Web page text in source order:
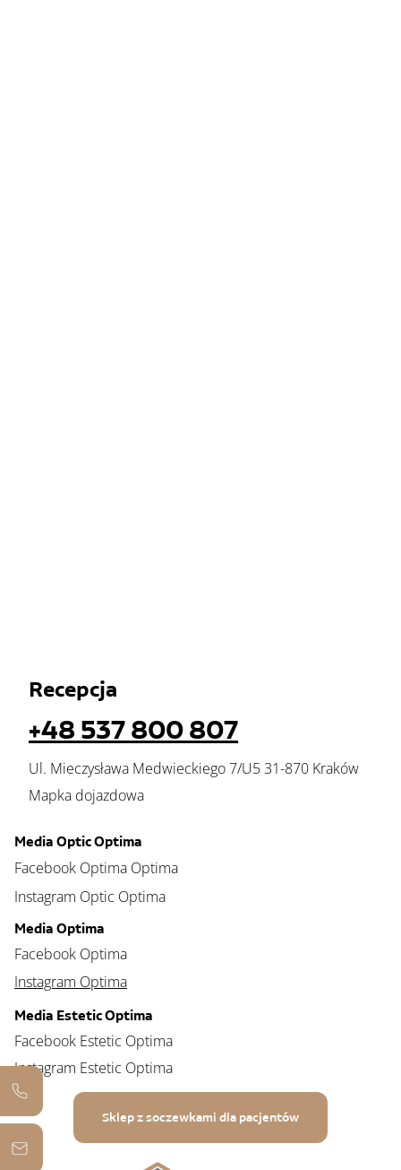
Recepcja
+48 537 800 807
Ul. Mieczysława Medwieckiego 7/U5 31-870 Kraków
Mapka dojazdowa
Media Optima
Facebook Optima
Instagram Optima
Media Optic Optima
Facebook Optima Optima
Instagram Optic Optima
Media Estetic Optima
Facebook Estetic Optima
Instagram Estetic Optima
Sklep z soczewkami dla pacjentów